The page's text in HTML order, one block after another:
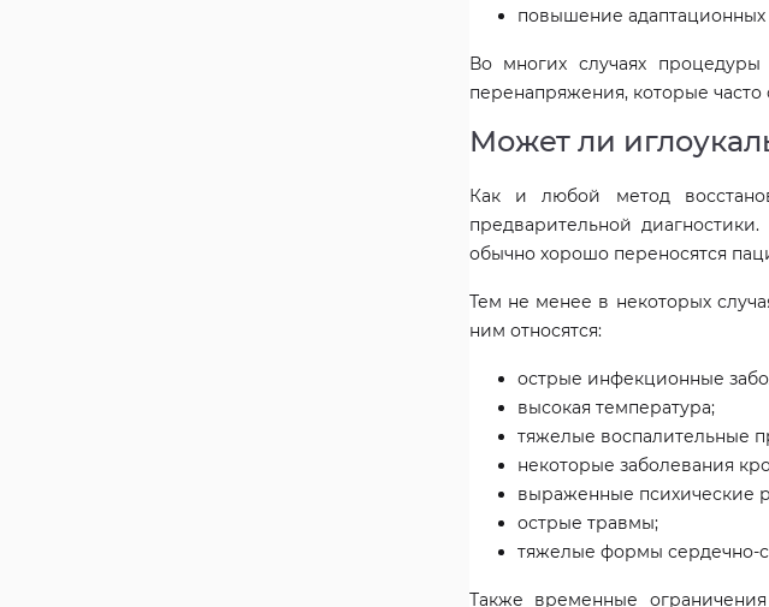
повышение
Во многих случаях
перенапряжения, которые
Может ли
Как и любой метод
предварительной
обычно хорошо переносятся
Тем не менее в некоторых
ним относятся:
острые инфекционные
высокая температура;
тяжелые воспалительные
некоторые заболевания
выраженные психические
острые травмы;
тяжелые формы сердечно-
Также временные